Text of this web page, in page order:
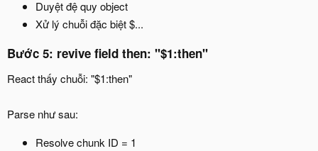
Duyệt đệ quy object
Xử lý chuỗi đặc biệt $...
Bước 5: revive field then: "$1:then"
React thấy chuỗi: "$1:then"
Parse như sau:
Resolve chunk ID = 1